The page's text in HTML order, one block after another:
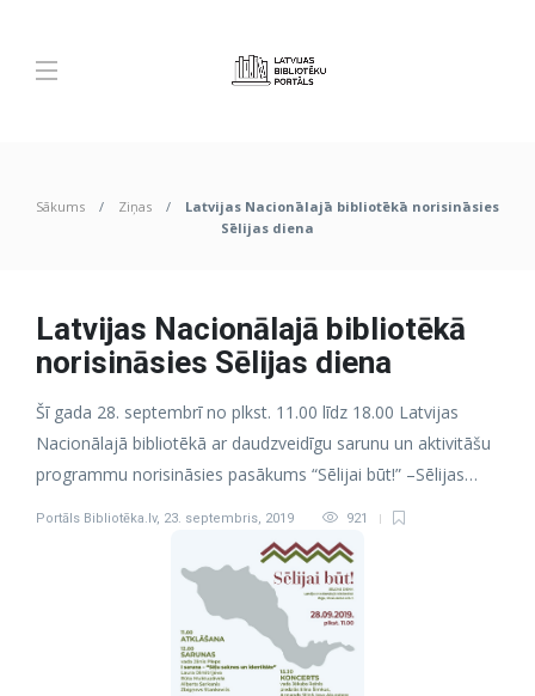
Sākums Ziņas
Latvijas Nacionālajā bibliotēkā norisināsies
Sēlijas diena
Latvijas Nacionālajā bibliotēkā
norisināsies Sēlijas diena
Šī gada 28. septembrī no plkst. 11.00 līdz 18.00 Latvijas
Nacionālajā bibliotēkā ar daudzveidīgu sarunu un aktivitāšu
programmu norisināsies pasākums “Sēlijai būt!” –Sēlijas…
Portāls Bibliotēka.lv, 23. septembris, 2019 921